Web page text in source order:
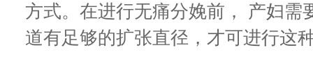
方式。在进行无痛分娩前， 产妇需
道有足够的扩张直径，才可进行这